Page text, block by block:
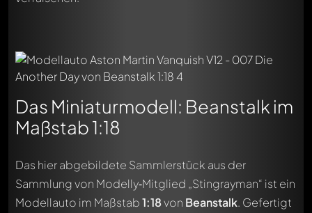
Das Miniaturmodell: Beanstalk im
Maßstab 1:18
Das hier abgebildete Sammlerstück aus der
Sammlung von Modelly‑Mitglied „Stingrayman“ ist ein
Modellauto im Maßstab1:18von Beanstalk. Gefertigt